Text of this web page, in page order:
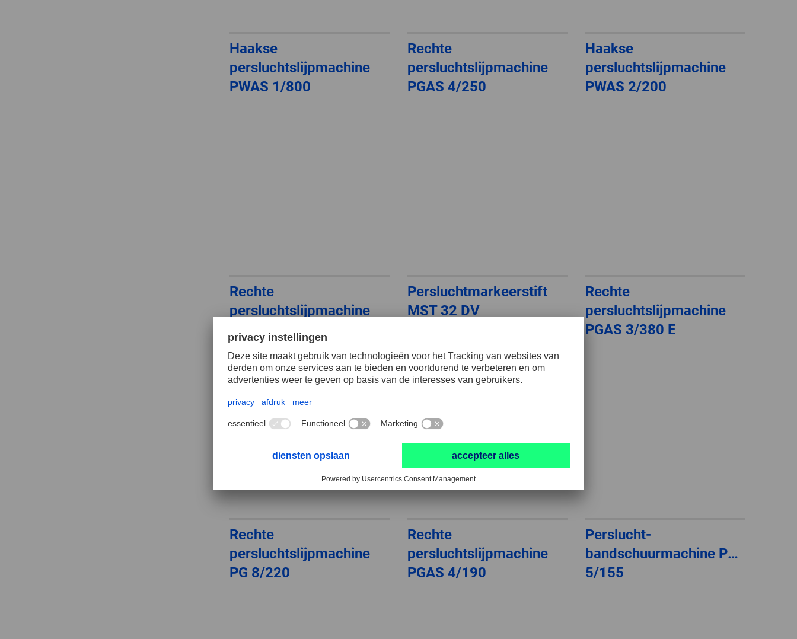
Haakse
persluchtslijpmachine
PWAS 1/800
Rechte
persluchtslijpmachine
PGAS 4/250
Haakse
persluchtslijpmachine
PWAS 2/200
Rechte
persluchtslijpmachine
PGAS 1/700
Persluchtmarkeerstift
MST 32 DV
Rechte
persluchtslijpmachine
PGAS 3/380 E
Rechte
persluchtslijpmachine
PG 8/220
Rechte
persluchtslijpmachine
PGAS 4/190
Perslucht-
bandschuurmachine PBS
5/155